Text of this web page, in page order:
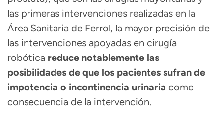
las primeras intervenciones realizadas en la
Área Sanitaria de Ferrol, la mayor precisión de
las intervenciones apoyadas en cirugía
robótica reduce notablemente las
posibilidades de que los pacientes sufran de
impotencia o incontinencia urinaria como
consecuencia de la intervención.